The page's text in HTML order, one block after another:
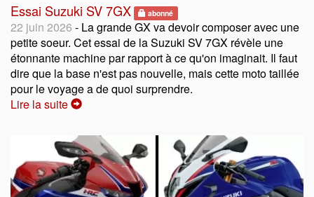
Essai Suzuki SV 7GX abonné
22 juin 2026 - La grande GX va devoir composer avec une
petite soeur. Cet essai de la Suzuki SV 7GX révèle une
étonnante machine par rapport à ce qu'on imaginait. Il faut
dire que la base n'est pas nouvelle, mais cette moto taillée
pour le voyage a de quoi surprendre.
Lire la suite